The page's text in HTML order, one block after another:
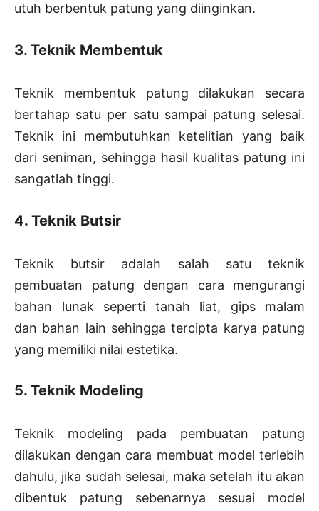
utuh berbentuk patung yang diinginkan.
3. Teknik Membentuk
Teknik membentuk patung dilakukan secara
bertahap satu per satu sampai patung selesai.
Teknik ini membutuhkan ketelitian yang baik
dari seniman, sehingga hasil kualitas patung ini
sangatlah tinggi.
4. Teknik Butsir
Teknik butsir adalah salah satu teknik
pembuatan patung dengan cara mengurangi
bahan lunak seperti tanah liat, gips malam
dan bahan lain sehingga tercipta karya patung
yang memiliki nilai estetika.
5. Teknik Modeling
Teknik modeling pada pembuatan patung
dilakukan dengan cara membuat model terlebih
dahulu, jika sudah selesai, maka setelah itu akan
dibentuk patung sebenarnya sesuai model